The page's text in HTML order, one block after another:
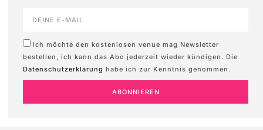
Ich möchte den kostenlosen venue mag Newsletter
bestellen, ich kann das Abo jederzeit wieder kündigen. Die
Datenschutzerklärung habe ich zur Kenntnis genommen.
ABONNIEREN